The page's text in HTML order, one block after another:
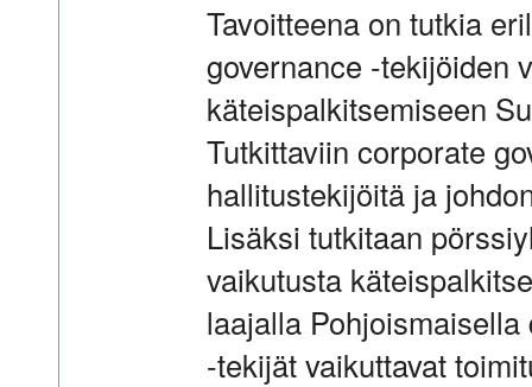
Tavoitteena on tutkia
governance -tekijöiden
käteispalkitsemiseen
Tutkittaviin corporate
hallitustekijöitä ja
Lisäksi tutkitaan
vaikutusta
laajalla
-tekijät vaikuttavat